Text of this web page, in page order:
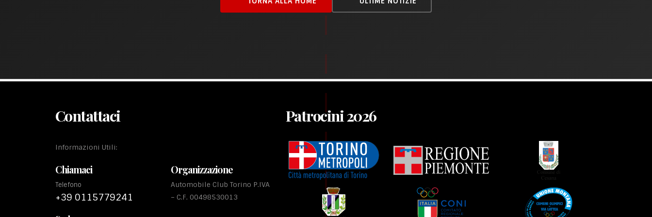
Contattaci Patrocini 2026
Informazioni Utili:
Chiamaci
Telefono
+39 0115779241
Organizzazione
Automobile Club Torino P.IVA
– C.F. 00498530013